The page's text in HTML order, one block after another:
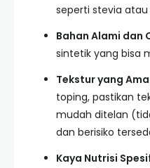
seperti stevia
Bahan Alami dan
sintetik yang bisa
Tekstur yang
toping, pastikan
mudah ditelan
dan berisiko
Kaya Nutrisi